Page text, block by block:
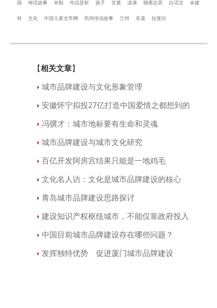
国 神话故事 米勒 作品赏析 孩子 甘肃 漾濞 聊斋志异 白话文 余建
祥 文化 中国儿童文学网 民间传说故事 兰州 非遗 拉斐尔
【相关文章】
城市品牌建设与文化形象管理
安徽怀宁拟投27亿打造中国爱情之都想到的
冯骥才：城市地标要有生命和灵魂
城市品牌建设与城市文化研究
百亿开发阿房宫结果只能是一地鸡毛
文化名人访：文化是城市品牌建设的核心
青岛城市品牌建设思路探讨
建设知识产权枢纽城市，不能仅靠政府投入
中国目前城市品牌建设存在哪些问题？
发挥独特优势 促进厦门城市品牌建设